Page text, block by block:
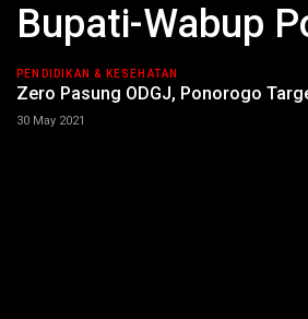
Bupati-Wabup
PENDIDIKAN & KESEHATAN
Zero Pasung ODGJ, Ponorogo
30 May 2021